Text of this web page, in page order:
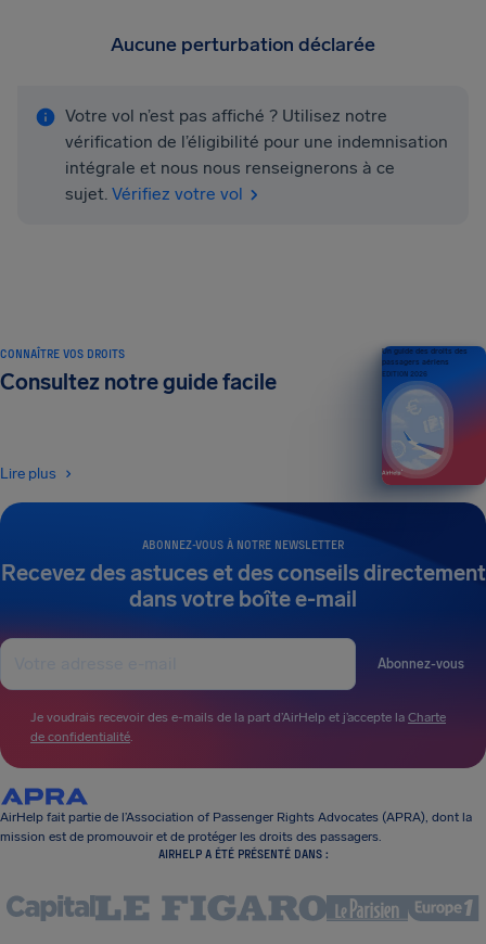
Aucune perturbation déclarée
Votre vol n’est pas affiché ? Utilisez notre
vérification de l’éligibilité pour une indemnisation
intégrale et nous nous renseignerons à ce
sujet. Vérifiez votre vol
ABONNEZ-VOUS À NOTRE NEWSLETTER
Recevez des astuces et des conseils directement
dans votre boîte e-mail
Abonnez-vous
Je voudrais recevoir des e-mails de la part d’AirHelp et j’accepte la Charte
de confidentialité.
CONNAÎTRE VOS DROITS
Consultez notre guide facile
Lire plus
Un guide des droits des
passagers aériens
ÉDITION 2026
AirHelp fait partie de l’Association of Passenger Rights Advocates (APRA), dont la
mission est de promouvoir et de protéger les droits des passagers.
AIRHELP A ÉTÉ PRÉSENTÉ DANS :